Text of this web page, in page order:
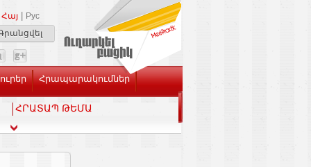
Հայ
Рус
Հրապարակումներ
ՀՐԱՏԱՊ ԹԵՄԱ